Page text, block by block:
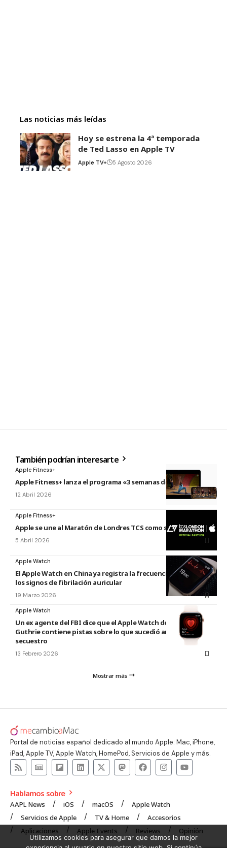
Las noticias más leídas
Hoy se estrena la 4ª temporada
de Ted Lasso en Apple TV
Apple TV+ 5 Agosto 2026
También podrían interesarte
Apple Fitness+
Apple Fitness+ lanza el programa «3 semanas de Pilates»
12 Abril 2026
Apple Fitness+
Apple se une al Maratón de Londres TCS como socio oficial
5 Abril 2026
Apple Watch
El Apple Watch en China ya registra la frecuencia cardíaca y
los signos de fibrilación auricular
19 Marzo 2026
Apple Watch
Un ex agente del FBI dice que el Apple Watch de Nancy
Guthrie contiene pistas sobre lo que sucedió antes de su
secuestro
13 Febrero 2026
Mostrar más
Portal de noticias español dedicado al mundo Apple: Mac, iPhone,
iPad, Apple TV, Apple Watch, HomePod, Servicios de Apple y más.
Hablamos sobre
AAPL News iOS macOS
Apple Watch
Servicios de Apple
TV & Home
Accesorios
Aplicaciones
Apple Events Reviews Opinión
Utilizamos cookies para asegurar que damos la mejor